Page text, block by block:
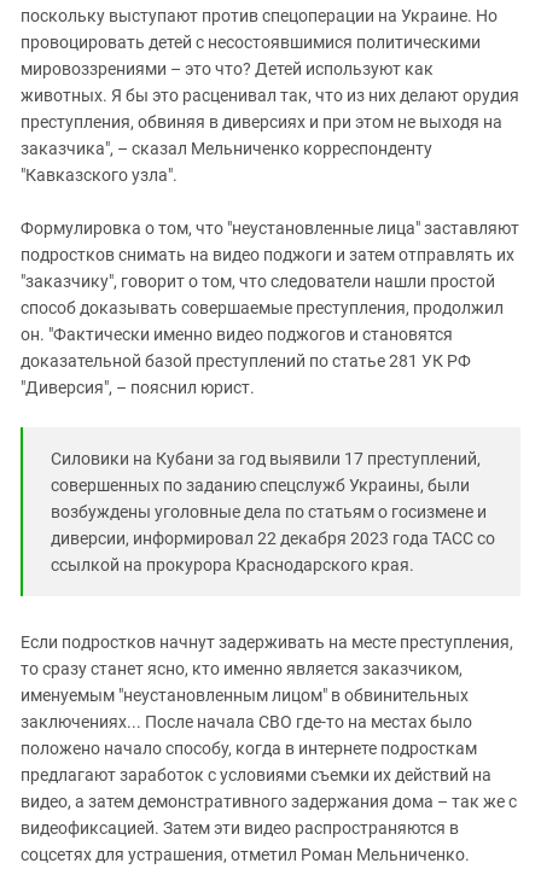
поскольку выступают против спецоперации на Украине. Но
провоцировать детей с несостоявшимися политическими
мировоззрениями – это что? Детей используют как
животных. Я бы это расценивал так, что из них делают орудия
преступления, обвиняя в диверсиях и при этом не выходя на
заказчика", – сказал Мельниченко корреспонденту
"Кавказского узла".
Формулировка о том, что "неустановленные лица" заставляют
подростков снимать на видео поджоги и затем отправлять их
"заказчику", говорит о том, что следователи нашли простой
способ доказывать совершаемые преступления, продолжил
он. "Фактически именно видео поджогов и становятся
доказательной базой преступлений по статье 281 УК РФ
"Диверсия", – пояснил юрист.
Силовики на Кубани за год выявили 17 преступлений,
совершенных по заданию спецслужб Украины, были
возбуждены уголовные дела по статьям о госизмене и
диверсии, информировал 22 декабря 2023 года ТАСС со
ссылкой на прокурора Краснодарского края.
Если подростков начнут задерживать на месте преступления,
то сразу станет ясно, кто именно является заказчиком,
именуемым "неустановленным лицом" в обвинительных
заключениях... После начала СВО где-то на местах было
положено начало способу, когда в интернете подросткам
предлагают заработок с условиями съемки их действий на
видео, а затем демонстративного задержания дома – так же с
видеофиксацией. Затем эти видео распространяются в
соцсетях для устрашения, отметил Роман Мельниченко.